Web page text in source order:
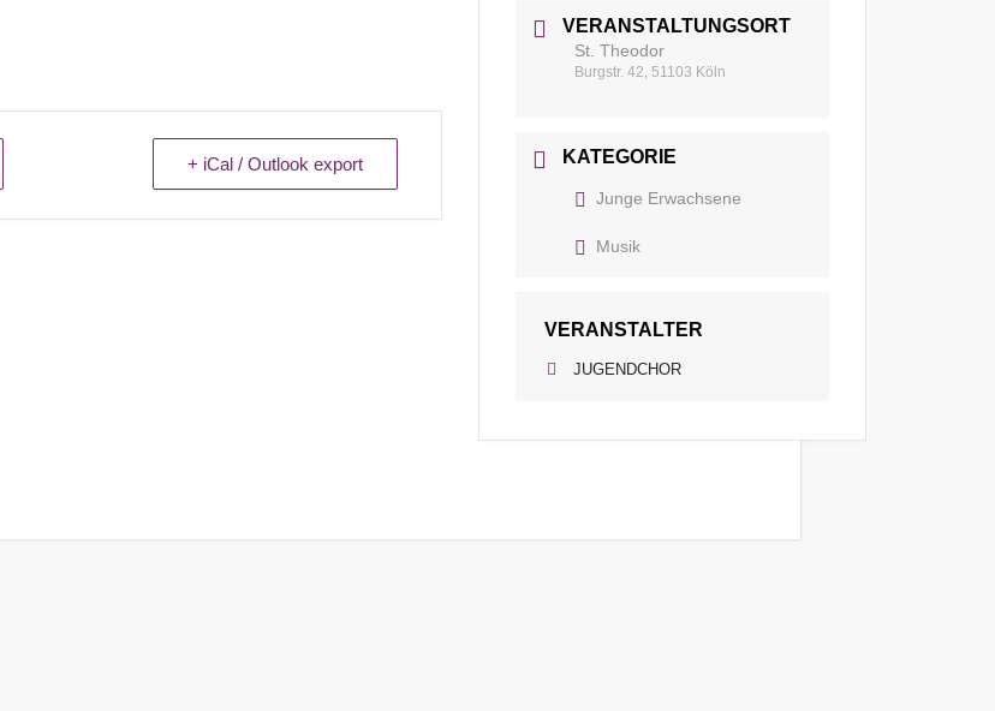
+ iCal / Outlook export
VERANSTALTUNGSORT
St. Theodor
Burgstr. 42, 51103 Köln
KATEGORIE
Junge Erwachsene
Musik
VERANSTALTER
JUGENDCHOR